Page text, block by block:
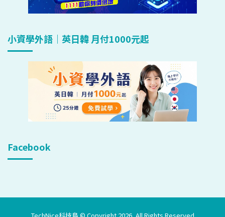
小資學外語｜英日韓 月付1000元起
Facebook